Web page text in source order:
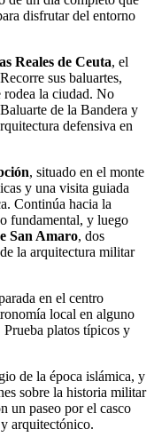
disfrutar del entorno
Reales de Ceuta, el
sus baluartes,
rodea la ciudad. No
de la Bandera y
defensiva en
, situado en el monte
y una visita guiada
Continúa hacia la
fundamental, y luego
San Amaro, dos
la arquitectura militar
en el centro
local en alguno
Prueba platos típicos y
de la época islámica, y
sobre la historia militar
un paseo por el casco
arquitectónico.